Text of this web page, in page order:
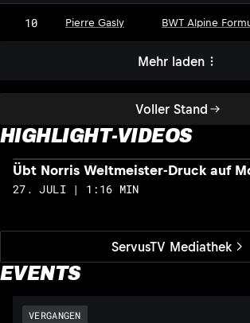
Voller Stand
10 Pierre Gasly BWT Alpine
Mehr laden
HIGHLIGHT-VIDEOS
ServusTV Mediathek
Übt Norris Weltmeister-Druck auf
27. JULI | 1:16 MIN
EVENTS
VERGANGEN